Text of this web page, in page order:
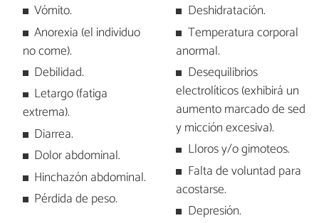
Vómito.
Anorexia (el individuo
no come).
Debilidad.
Letargo (fatiga
extrema).
Diarrea.
Dolor abdominal.
Hinchazón abdominal.
Pérdida de peso.
Deshidratación.
Temperatura corporal
anormal.
Desequilibrios
electrolíticos (exhibirá un
aumento marcado de sed
y micción excesiva).
Lloros y/o gimoteos.
Falta de voluntad para
acostarse.
Depresión.